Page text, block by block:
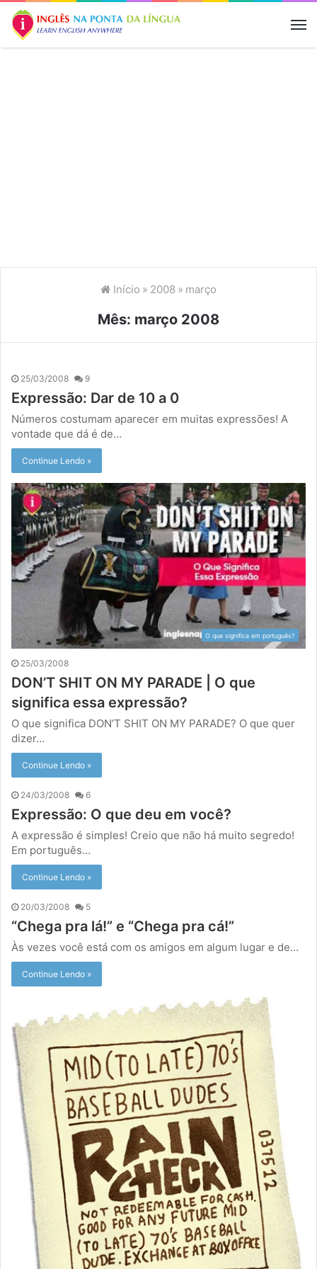
Início » 2008 » março
Mês: março 2008
25/03/2008 9
Expressão: Dar de 10 a 0
Números costumam aparecer em muitas expressões! A
vontade que dá é de…
Continue Lendo »
O que significa em português?
25/03/2008
DON’T SHIT ON MY PARADE | O que
significa essa expressão?
O que significa DON’T SHIT ON MY PARADE? O que quer
dizer…
Continue Lendo »
24/03/2008 6
Expressão: O que deu em você?
A expressão é simples! Creio que não há muito segredo!
Em português…
Continue Lendo »
20/03/2008 5
“Chega pra lá!” e “Chega pra cá!”
Às vezes você está com os amigos em algum lugar e de…
Continue Lendo »